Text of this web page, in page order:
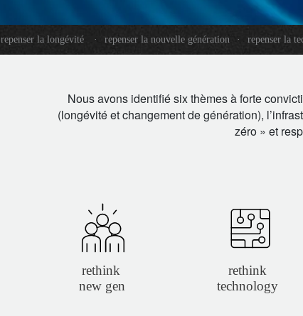
brésil.
repenser la longévité · repenser la nouvelle génération · repenser la
Nous avons identifié six thèmes à forte
(longévité et changement de génération),
zéro » et